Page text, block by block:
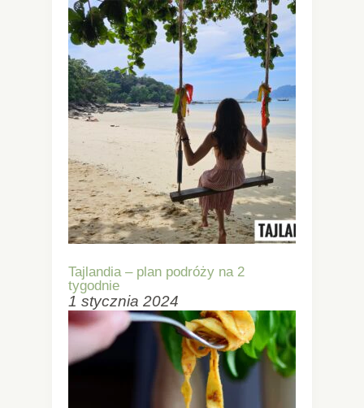
Tajlandia – plan podróży na 2
tygodnie
1 stycznia 2024